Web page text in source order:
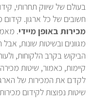
בעולם של שיווק תחרותי,
חשובים של כל ארגון. קידום
מכירות באופן מיידי.
מגוונים ובשיטות שונות,
הביקוש בקרב הלקוחות,
קיימות, כאמור, שיטות
לקדם את המכירות של
שיטות נפוצות לקידום